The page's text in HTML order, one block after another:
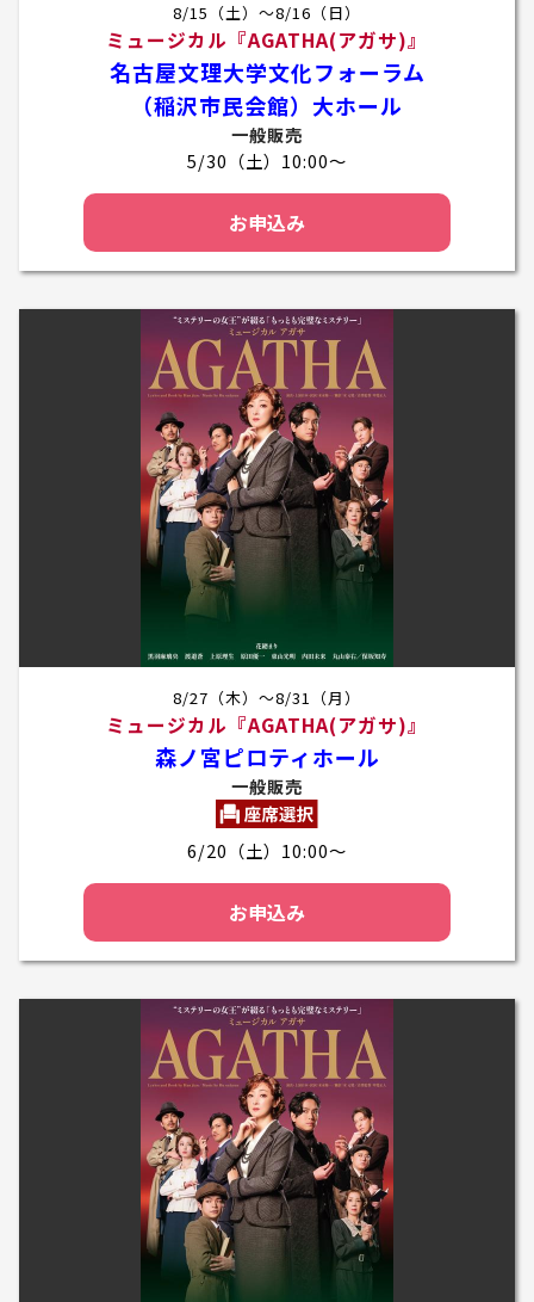
8/15（土）～8/16（日）
ミュージカル『AGATHA(アガサ)』
名古屋文理大学文化フォーラム
（稲沢市民会館）大ホール
一般販売
5/30（土）10:00～
お申込み
8/27（木）～8/31（月）
ミュージカル『AGATHA(アガサ)』
森ノ宮ピロティホール
一般販売
6/20（土）10:00～
お申込み